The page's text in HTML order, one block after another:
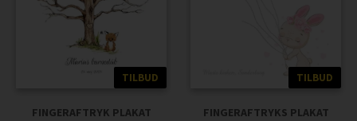
TILBUD
FINGERAFTRYK PLAKAT
TILBUD
FINGERAFTRYKS PLAKAT